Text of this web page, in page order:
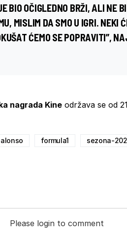
BIO OČIGLEDNO BRŽI, ALI NE
MISLIM DA SMO U IGRI. NEKI
ĆEMO SE POPRAVITI”,
nagrada Kine održava se od
formula1 sezona-
Please login to comment